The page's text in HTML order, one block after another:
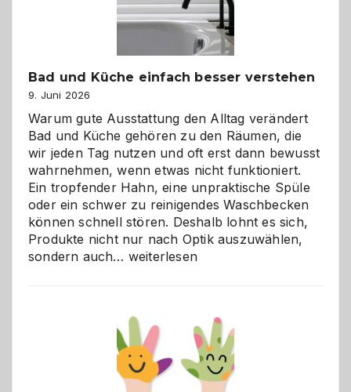
Bad und Küche einfach besser verstehen
9. Juni 2026
Warum gute Ausstattung den Alltag verändert
Bad und Küche gehören zu den Räumen, die
wir jeden Tag nutzen und oft erst dann bewusst
wahrnehmen, wenn etwas nicht funktioniert.
Ein tropfender Hahn, eine unpraktische Spüle
oder ein schwer zu reinigendes Waschbecken
können schnell stören. Deshalb lohnt es sich,
Produkte nicht nur nach Optik auszuwählen,
sondern auch… Bad
besser
verstehen
weiterlesen